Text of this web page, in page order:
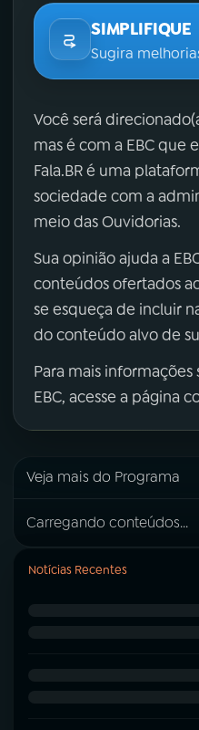
SIMPLIFIQUE
Sugira
Você será
mas é com a EBC que
Fala.BR é uma
sociedade com a
meio das Ouvidorias.
Sua opinião ajuda a
conteúdos ofertados
se esqueça de incluir
do conteúdo alvo de
Para mais
EBC, acesse a página
Veja mais do Programa
Carregando conteúdos...
Notícias Recentes